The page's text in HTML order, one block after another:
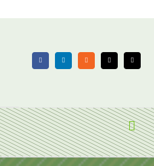
FacebookLinkedIn Rss X Email